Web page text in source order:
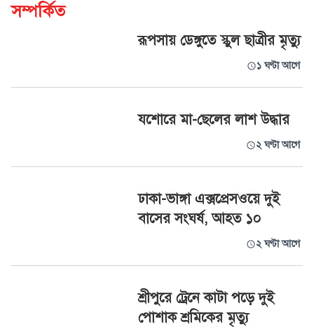
সম্পর্কিত
রূপসায় ডেঙ্গুতে স্কুল ছাত্রীর মৃত্যু
১ ঘণ্টা আগে
যশোরে মা-ছেলের লাশ উদ্ধার
২ ঘণ্টা আগে
ঢাকা-ভাঙ্গা এক্সপ্রেসওয়ে দুই
বাসের সংঘর্ষ, আহত ১০
২ ঘণ্টা আগে
শ্রীপুরে ট্রেনে কাটা পড়ে দুই
পোশাক শ্রমিকের মৃত্যু